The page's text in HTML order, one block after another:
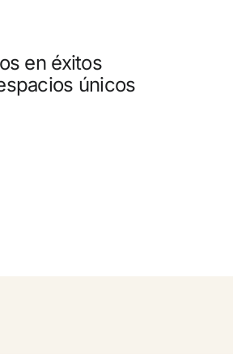
en éxitos
únicos